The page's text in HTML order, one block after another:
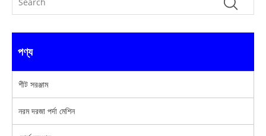
পণ্য
শীট সরঞ্জাম
নরম দরজা পর্দা মেশিন